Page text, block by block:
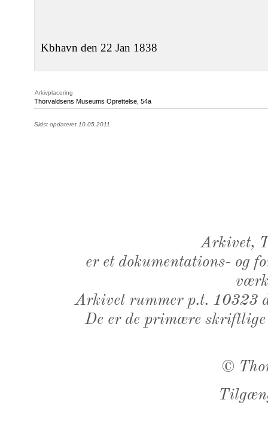
Kbhavn den 22 Jan 1838
Arkivplacering
Thorvaldsens Museums Oprettelse, 54a
Sidst opdateret 10.05.2011
Arkivet,
er et dokumentations- og
Arkivet rummer p.t. 10323
De er de primære
©